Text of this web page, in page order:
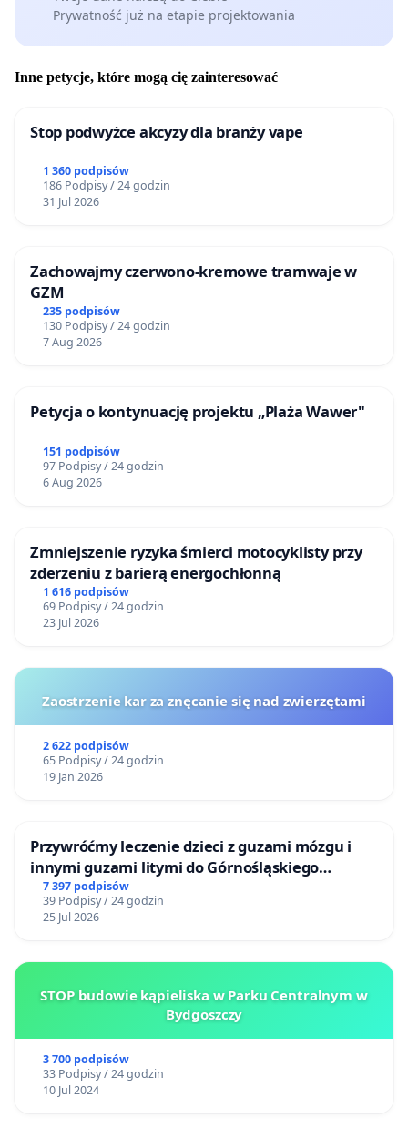
były poprzedzone analizą ich skutków i spójnym
planem dla całego miasta. Czas, żeby władze
faktem dokonanym i bez realnego prawa
Podpisując tę petycję, oczekujesz planowania
opartego na przemyślanej wizji miasta, a nie na
pojedynczych decyzjach inwestycyjnych.
Prywatność już na etapie projektowania
Inne petycje, które mogą cię zainteresować
Stop podwyżce akcyzy dla branży vape
1 360 podpisów
186 Podpisy / 24 godzin
31 Jul 2026
Zachowajmy czerwono-kremowe tramwaje w
GZM
235 podpisów
130 Podpisy / 24 godzin
7 Aug 2026
Petycja o kontynuację projektu „Plaża Wawer"
151 podpisów
97 Podpisy / 24 godzin
6 Aug 2026
Zmniejszenie ryzyka śmierci motocyklisty przy
zderzeniu z barierą energochłonną
1 616 podpisów
69 Podpisy / 24 godzin
23 Jul 2026
Zaostrzenie kar za znęcanie się nad zwierzętami
2 622 podpisów
65 Podpisy / 24 godzin
19 Jan 2026
Przywróćmy leczenie dzieci z guzami mózgu i
innymi guzami litymi do Górnośląskiego
Centrum Zdrowia Dziecka w Katowicach
7 397 podpisów
39 Podpisy / 24 godzin
25 Jul 2026
STOP budowie kąpieliska w Parku Centralnym w
Bydgoszczy
3 700 podpisów
33 Podpisy / 24 godzin
10 Jul 2024